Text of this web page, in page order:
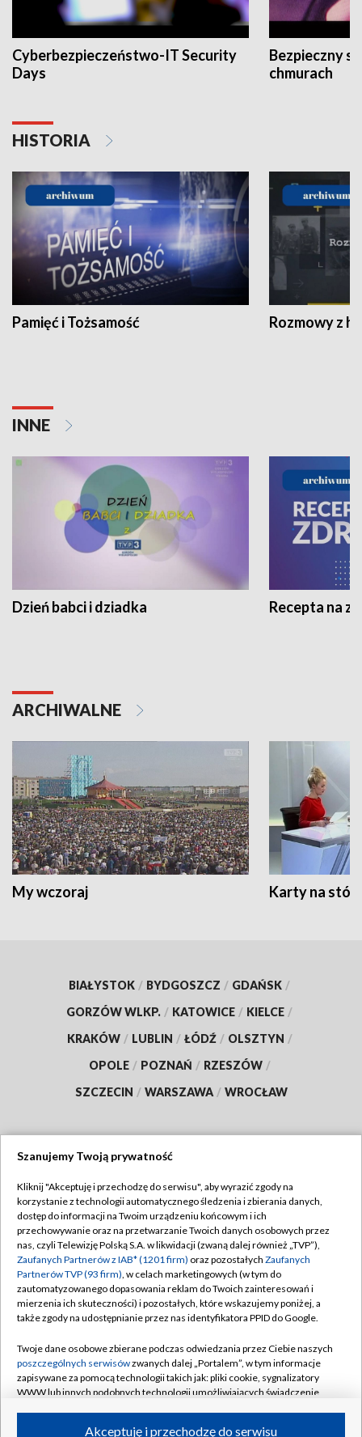
Cyberbezpieczeństwo-IT Security
Days
Bezpieczny
chmurach
HISTORIA
Pamięć i Tożsamość Rozmowy z
INNE
Dzień babci i dziadka Recepta na
ARCHIWALNE
My wczoraj Karty na
BIAŁYSTOK / BYDGOSZCZ / GDAŃSK /
GORZÓW WLKP. / KATOWICE / KIELCE /
KRAKÓW / LUBLIN / ŁÓDŹ / OLSZTYN /
OPOLE / POZNAŃ / RZESZÓW /
SZCZECIN / WARSZAWA / WROCŁAW
TVP
Abonament TVP
Emisja w TVP
Centrum informacji TVP
Naziemna Telewizja Cyfrowa
Rada Programowa
System NOS
Informacje o nadawcy
Regulamin TVP
Polityka prywatności
Moje zgody
Pomoc
Kontakt
Kanały
Szanujemy Twoją prywatność
Kliknij "Akceptuję i przechodzę do serwisu", aby wyrazić zgody na
korzystanie z technologii automatycznego śledzenia i zbierania danych,
dostęp do informacji na Twoim urządzeniu końcowym i ich
przechowywanie oraz na przetwarzanie Twoich danych osobowych przez
nas, czyli Telewizję Polską S.A. w likwidacji (zwaną dalej również „TVP”),
Zaufanych Partnerów z IAB* (1201 firm) oraz pozostałych Zaufanych
Partnerów TVP (93 firm), w celach marketingowych (w tym do
zautomatyzowanego dopasowania reklam do Twoich zainteresowań i
mierzenia ich skuteczności) i pozostałych, które wskazujemy poniżej, a
także zgody na udostępnianie przez nas identyfikatora PPID do Google.
Twoje dane osobowe zbierane podczas odwiedzania przez Ciebie naszych
poszczególnych serwisówzwanych dalej „Portalem”, w tym informacje
zapisywane za pomocą technologii takich jak: pliki cookie, sygnalizatory
WWW lub innych podobnych technologii umożliwiających świadczenie
Akceptuję i przechodzę do serwisu